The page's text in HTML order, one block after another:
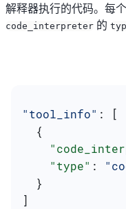
解释器执行的代码。每
code_interpreter 的
"tool_info" : [
  {
    "type"
:
  }
]